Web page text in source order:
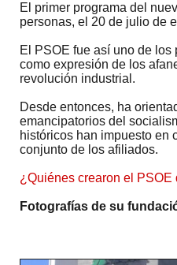
El primer programa del
personas, el 20 de julio de
El PSOE fue así uno de
como expresión de los
revolución industrial.
Desde entonces, ha
emancipatorios del
históricos han impuesto en
conjunto de los afiliados.
¿Quiénes crearon el PSOE
Fotografías de su